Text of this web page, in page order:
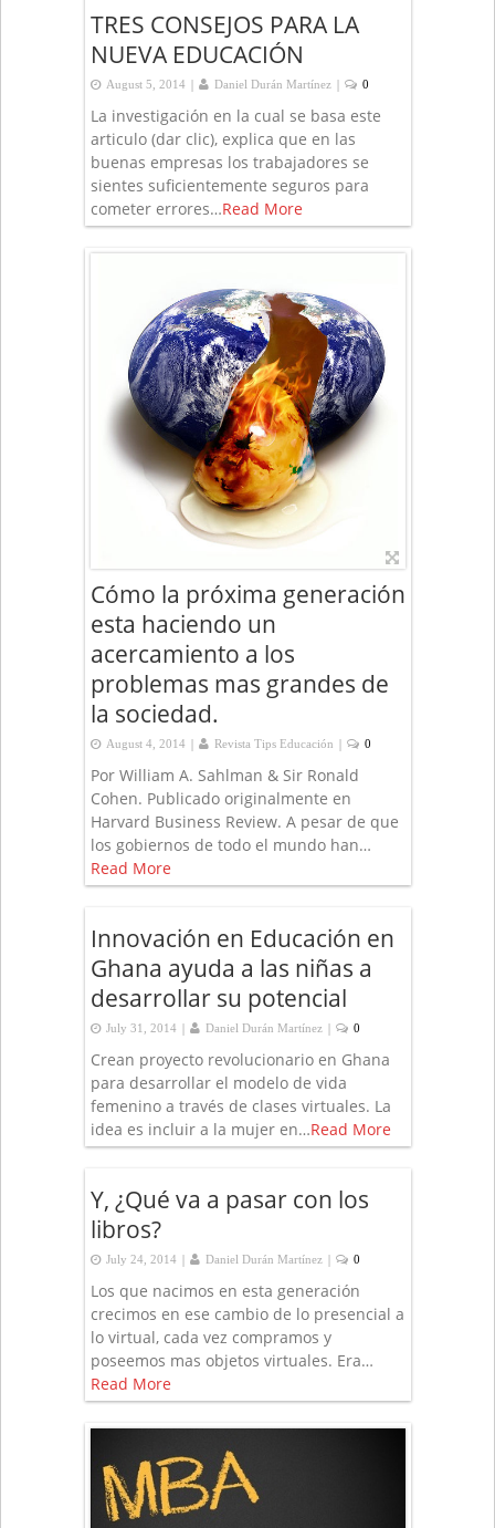
TRES CONSEJOS PARA LA
NUEVA EDUCACIÓN
August 5, 2014 | Daniel Durán Martínez | 0
La investigación en la cual se basa este
articulo (dar clic), explica que en las
buenas empresas los trabajadores se
sientes suficientemente seguros para
cometer errores…Read More
Cómo la próxima generación
esta haciendo un
acercamiento a los
problemas mas grandes de
la sociedad.
August 4, 2014 | Revista Tips Educación | 0
Por William A. Sahlman & Sir Ronald
Cohen. Publicado originalmente en
Harvard Business Review. A pesar de que
los gobiernos de todo el mundo han…
Read More
Innovación en Educación en
Ghana ayuda a las niñas a
desarrollar su potencial
July 31, 2014 | Daniel Durán Martínez | 0
Crean proyecto revolucionario en Ghana
para desarrollar el modelo de vida
femenino a través de clases virtuales. La
idea es incluir a la mujer en…Read More
Y, ¿Qué va a pasar con los
libros?
July 24, 2014 | Daniel Durán Martínez | 0
Los que nacimos en esta generación
crecimos en ese cambio de lo presencial a
lo virtual, cada vez compramos y
poseemos mas objetos virtuales. Era…
Read More